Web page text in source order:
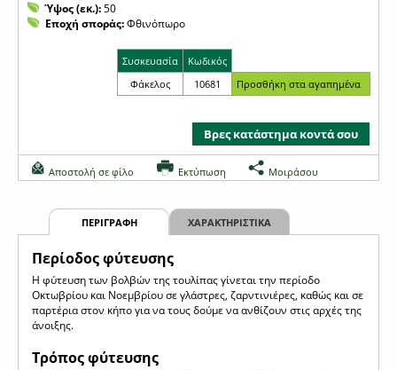
Ύψος (εκ.):50
Εποχή σποράς:Φθινόπωρο
Συσκευασία
Κωδικός
Φάκελος
10681
Βρες κατάστημα κοντά σου
Αποστολή σε φίλο Εκτύπωση Μοιράσου
ΠΕΡΙΓΡΑΦΗ ΧΑΡΑΚΤΗΡΙΣΤΙΚΑ
Περίοδος φύτευσης
Η φύτευση των βολβών της τουλίπας γίνεται την περίοδο
Οκτωβρίου και Νοεμβρίου σε γλάστρες, ζαρντινιέρες, καθώς και σε
παρτέρια στον κήπο για να τους δούμε να ανθίζουν στις αρχές της
άνοιξης.
Τρόπος φύτευσης